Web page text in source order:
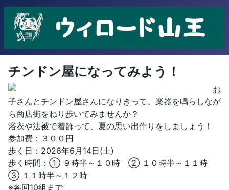
チンドン屋になってみよう！
お
子さんとチンドン屋さんになりきって、楽器を鳴らしなが
ら商店街をねり歩いてみませんか？
浴衣や法被で着飾って、夏の思い出作りをしましょう！
参加費：３００円
歩く日：2026年6月14日(土)
歩く時間：① ９時半～１０時 ② １０時半～１１時
③ １１時半～１２時
※各回10組まで